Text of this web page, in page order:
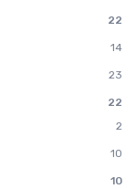
22
14
23
22
2
10
10